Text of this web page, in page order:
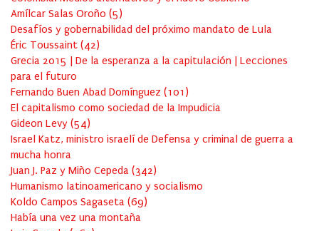
Amílcar Salas Oroño (5)
Desafíos y gobernabilidad del próximo mandato de Lula
Éric Toussaint (42)
Grecia 2015 | De la esperanza a la capitulación | Lecciones
para el futuro
Fernando Buen Abad Domínguez (101 )
El capitalismo como sociedad de la Impudicia
Gideon Levy (54)
Israel Katz, ministro israelí de Defensa y criminal de guerra a
mucha honra
Juan J. Paz y Miño Cepeda (342)
Humanismo latinoamericano y socialismo
Koldo Campos Sagaseta (69)
Había una vez una montaña